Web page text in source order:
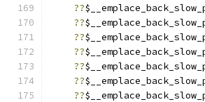
??
??
??
??
??
??
??